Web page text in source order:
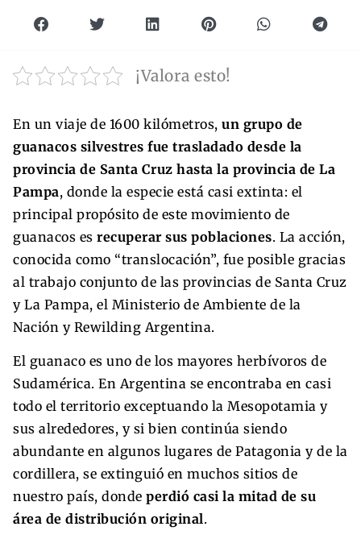
¡Valora esto!
En un viaje de 1600 kilómetros, un grupo de
guanacos silvestres fue trasladado desde la
provincia de Santa Cruz hasta la provincia de La
Pampa, donde la especie está casi extinta: el
principal propósito de este movimiento de
guanacos es recuperar sus poblaciones. La acción,
conocida como “translocación”, fue posible gracias
al trabajo conjunto de las provincias de Santa Cruz
y La Pampa, el Ministerio de Ambiente de la
Nación y Rewilding Argentina.
El guanaco es uno de los mayores herbívoros de
Sudamérica. En Argentina se encontraba en casi
todo el territorio exceptuando la Mesopotamia y
sus alrededores, y si bien continúa siendo
abundante en algunos lugares de Patagonia y de la
cordillera, se extinguió en muchos sitios de
nuestro país, donde perdió casi la mitad de su
área de distribución original.